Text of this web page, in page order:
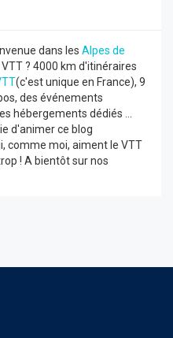
dans les Alpes de
? 4000 km d'itinéraires
(c'est unique en France), 9
des événements
hébergements dédiés ...
d'animer ce blog
comme moi, aiment le VTT
! A bientôt sur nos